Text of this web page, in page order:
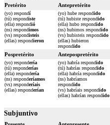
Pretérito Antepretérito
(yo) respondí
(tú) respondiste
(ella) respondió
(ns) respondimos
(vs) respondisteis
(ellas) respondieron
(yo) hube respondido
(tú) hubiste respondido
(ella) hubo respondido
(ns) hubimos respondido
(vs) hubisteis respondido
(ellas) hubieron
respondido
Pospretérito Antepospretérito
(yo) respondería
(tú) responderías
(ella) respondería
(ns) responderíamos
(vs) responderíais
(ellas) responderían
(yo) habría respondido
(tú) habrías respondido
(ella) habría respondido
(ns) habríamos
respondido
(vs) habríais respondido
(ellas) habrían respondido
Subjuntivo
Presente Antepresente